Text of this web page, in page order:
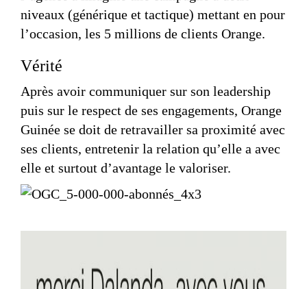
niveaux (générique et tactique) mettant en pour
l’occasion, les 5 millions de clients Orange.
Vérité
Après avoir communiquer sur son leadership
puis sur le respect de ses engagements, Orange
Guinée se doit de retravailler sa proximité avec
ses clients, entretenir la relation qu’elle a avec
elle et surtout d’avantage le valoriser.